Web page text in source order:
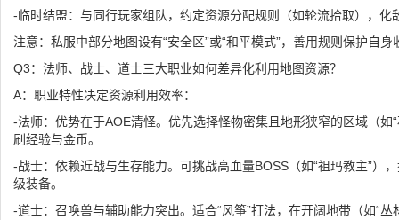
-临时结盟：与同行玩家组队，约定资源分配规则（如轮流拾取），化
注意：私服中部分地图设有“安全区”或“和平模式”，善用规则保护自身
Q3：法师、战士、道士三大职业如何差异化利用地图资源？
A：职业特性决定资源利用效率：
-法师：优势在于AOE清怪。优先选择怪物密集且地形狭窄的区域（如
刷经验与金币。
-战士：依赖近战与生存能力。可挑战高血量BOSS（如“祖玛教主”）
级装备。
-道士：召唤兽与辅助能力突出。适合“风筝”打法，在开阔地带（如“